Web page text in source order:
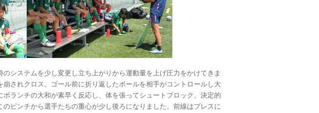
システムを少し変更し立ち上がりから運動量を上げ圧力をかけてきま
崩されクロス。ゴール前に折り返したボールを相手がコントロールし大
ランチの大和が素早く反応し、体を張ってシュートブロック。決定的
ピンチから選手たちの重心が少し後ろになりました。前線はプレスに